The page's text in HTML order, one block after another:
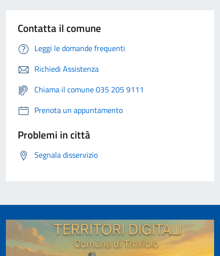
Contatta il comune
Leggi le domande frequenti
Richiedi Assistenza
Chiama il comune 035 205 9111
Prenota un appuntamento
Problemi in città
Segnala disservizio